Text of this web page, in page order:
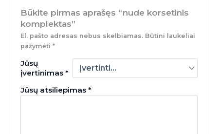
Būkite pirmas aprašęs “nude korsetinis
komplektas”
El. pašto adresas nebus skelbiamas. Būtini laukeliai
pažymėti*
Jūsų
įvertinimas*
Jūsų atsiliepimas*